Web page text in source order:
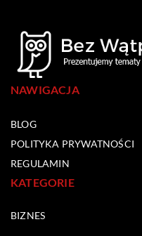
NAWIGACJA
BLOG
POLITYKA PRYWATNOŚCI
REGULAMIN
KATEGORIE
BIZNES